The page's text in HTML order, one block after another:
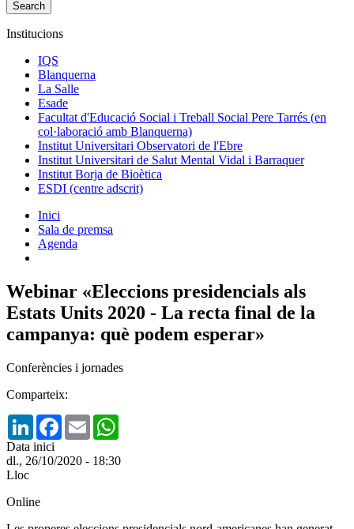
Institucions
IQS
Blanquerna
La Salle
Esade
Facultat d'Educació Social i Treball Social Pere Tarrés (en
col·laboració amb Blanquerna)
Institut Universitari Observatori de l'Ebre
Institut Universitari de Salut Mental Vidal i Barraquer
Institut Borja de Bioètica
ESDI (centre adscrit)
Inici
Sala de premsa
Agenda
Webinar «Eleccions presidencials als
Estats Units 2020 - La recta final de la
campanya: què podem esperar»
Conferències i jornades
Comparteix:
LinkedInFacebook
Email
Data inici
dl., 26/10/2020 - 18:30
Lloc
Online